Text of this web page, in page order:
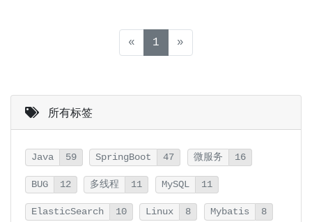
« 1 (current)
»
所有标签
Java 59 SpringBoot 47 微服务 16
BUG 12 多线程 11 MySQL 11
ElasticSearch 10 Linux 8 Mybatis 8